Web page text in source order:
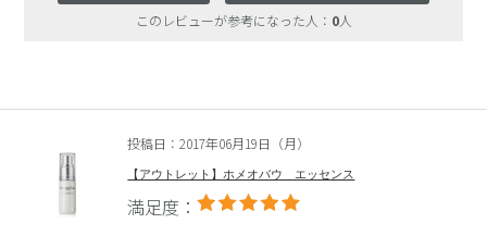
このレビューが参考になった人： 0人
投稿日：2017年06月19日（月）
【アウトレット】ホメオバウ エッセンス
満足度：